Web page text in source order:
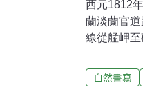
西元1812
蘭淡蘭官
線從艋岬
四十里，
的移民進
自然書寫